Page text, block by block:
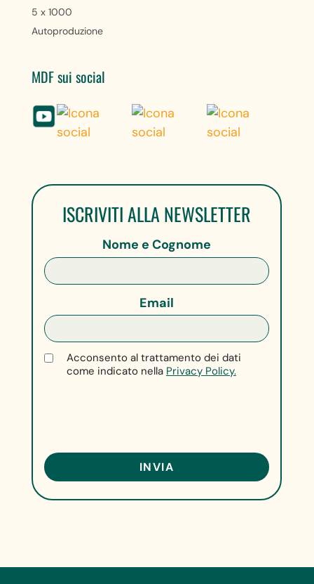
5 x 1000
Autoproduzione
MDF sui social
ISCRIVITI ALLA NEWSLETTER
Nome e Cognome
Email
Acconsento al trattamento dei dati
come indicato nella Privacy Policy.